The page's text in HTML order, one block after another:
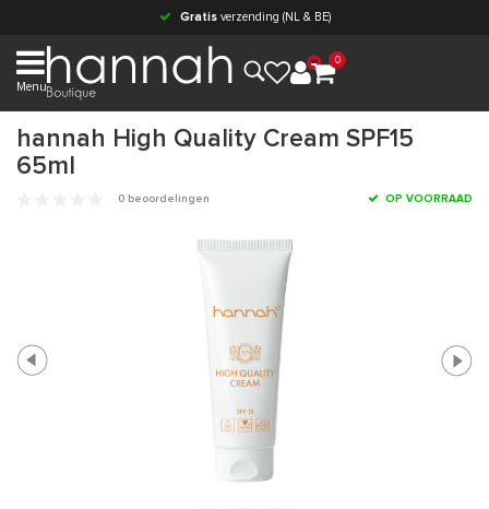
Gratisverzending (NL & BE)
Menu
0
hannah High Quality Cream SPF15
65ml
0 beoordelingen OP VOORRAAD